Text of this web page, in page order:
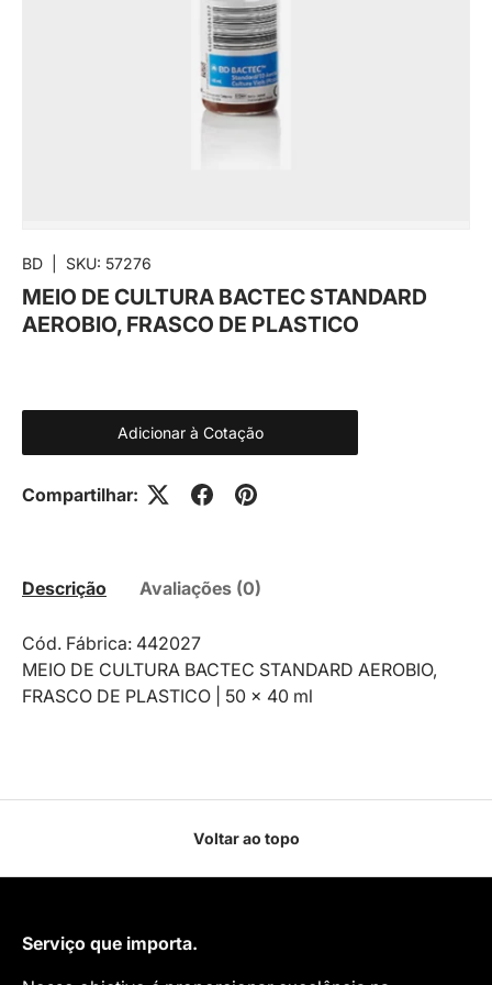
BD SKU: 57276
MEIO DE CULTURA BACTEC STANDARD
AEROBIO, FRASCO DE PLASTICO
Adicionar à Cotação
Compartilhar:
Descrição Avaliações (0)
Cód. Fábrica: 442027
MEIO DE CULTURA BACTEC STANDARD AEROBIO,
FRASCO DE PLASTICO | 50 x 40 ml
Voltar ao topo
Serviço que importa.